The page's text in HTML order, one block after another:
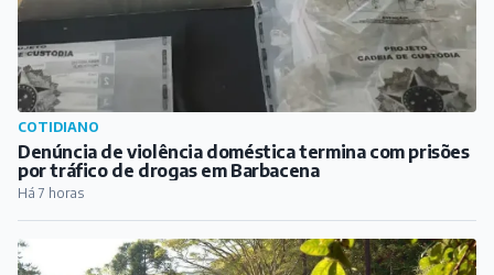
COTIDIANO
Denúncia de violência doméstica termina com prisões
por tráfico de drogas em Barbacena
Há 7 horas